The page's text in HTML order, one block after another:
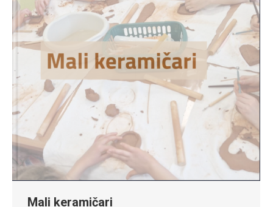
Mali keramičari